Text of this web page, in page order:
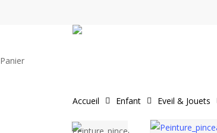
PanierClose
Accueil Enfant Eveil & Jouets